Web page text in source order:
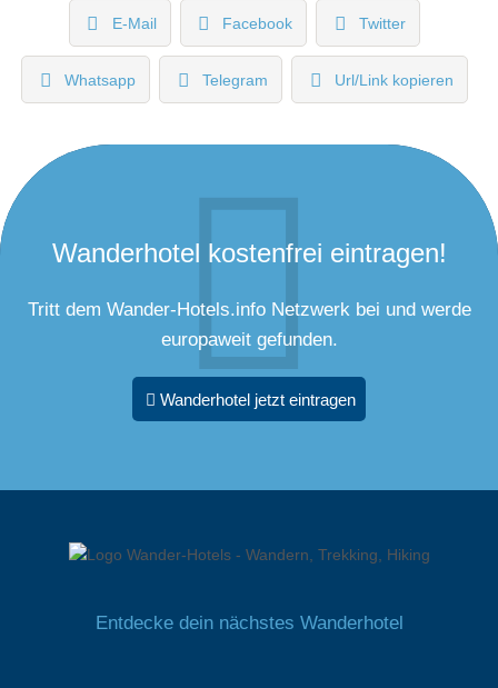
E-Mail Facebook Twitter
Whatsapp Telegram Url/Link kopieren
Wanderhotel kostenfrei eintragen!
Tritt dem Wander-Hotels.info Netzwerk bei und werde
europaweit gefunden.
Wanderhotel jetzt eintragen
Entdecke dein nächstes Wanderhotel